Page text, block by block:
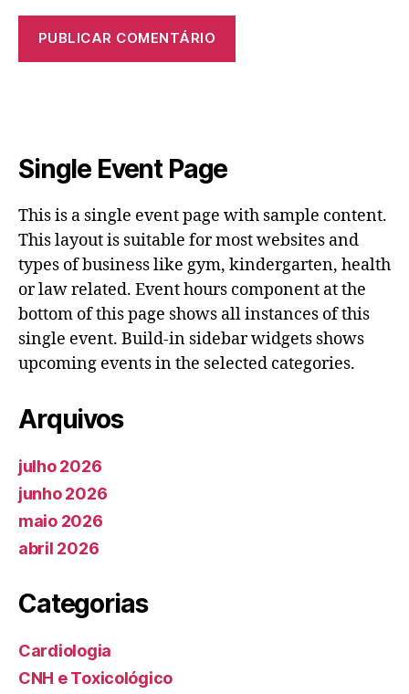
Single Event Page
This is a single event page with sample content.
This layout is suitable for most websites and
types of business like gym, kindergarten, health
or law related. Event hours component at the
bottom of this page shows all instances of this
single event. Build-in sidebar widgets shows
upcoming events in the selected categories.
Arquivos
julho 2026
junho 2026
maio 2026
abril 2026
Categorias
Cardiologia
CNH e Toxicológico